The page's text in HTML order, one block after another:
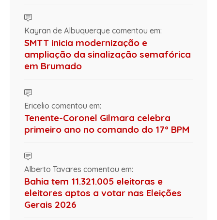
Kayran de Albuquerque comentou em:
SMTT inicia modernização e
ampliação da sinalização semafórica
em Brumado
Ericelio comentou em:
Tenente-Coronel Gilmara celebra
primeiro ano no comando do 17º BPM
Alberto Tavares comentou em:
Bahia tem 11.321.005 eleitoras e
eleitores aptos a votar nas Eleições
Gerais 2026